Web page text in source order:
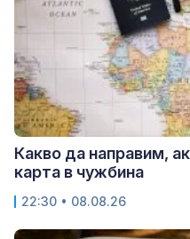
Какво да направим,
карта в чужбина
22:30 • 08.08.26